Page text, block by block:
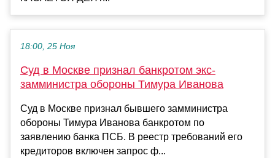
18:00, 25 Ноя
Суд в Москве признал банкротом экс-
замминистра обороны Тимура Иванова
Суд в Москве признал бывшего замминистра
обороны Тимура Иванова банкротом по
заявлению банка ПСБ. В реестр требований его
кредиторов включен запрос ф...